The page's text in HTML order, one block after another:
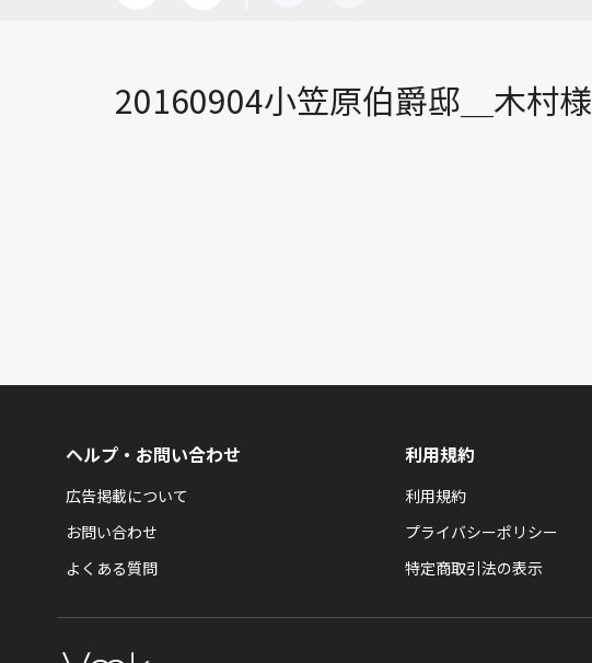
20160904小笠原伯爵邸＿木村様
ヘルプ・お問い合わせ
広告掲載について
お問い合わせ
よくある質問
利用規約
利用規約
プライバシーポリシー
特定商取引法の表示